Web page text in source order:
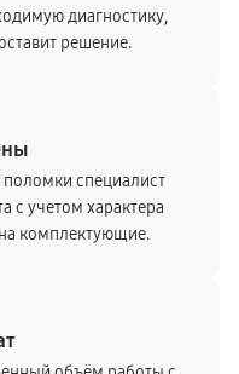
диагностику,
решение.
специалист
с учетом характера
комплектующие.